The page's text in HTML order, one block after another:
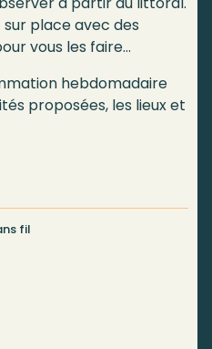
place avec des
vous les faire
hebdomadaire
proposées, les lieux et
fil